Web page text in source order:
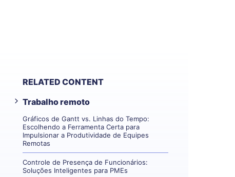
RELATED CONTENT
Trabalho remoto
Gráficos de Gantt vs. Linhas do Tempo:
Escolhendo a Ferramenta Certa para
Impulsionar a Produtividade de Equipes
Remotas
Controle de Presença de Funcionários:
Soluções Inteligentes para PMEs